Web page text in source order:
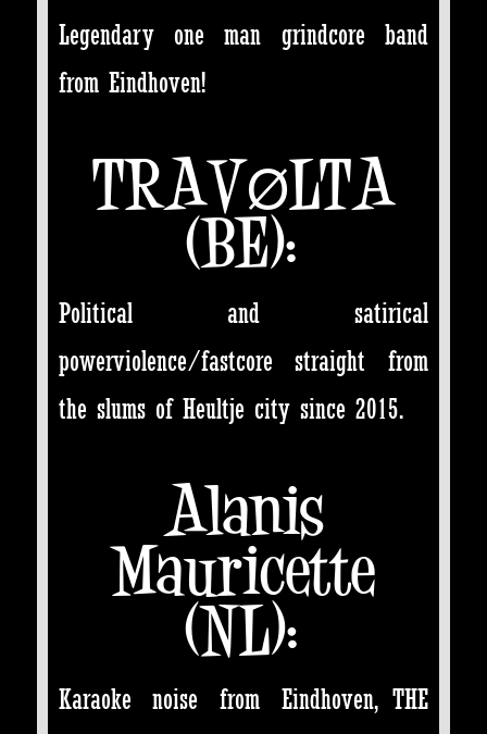
Legendary one man grindcore band
from Eindhoven!
TRAVØLTA
(BE):
Political and satirical
powerviolence/fastcore straight from
the slums of Heultje city since 2015.
Alanis
Mauricette
(NL):
Karaoke noise from Eindhoven, THE